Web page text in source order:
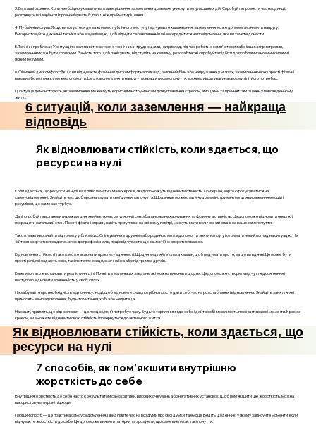
3. Важливі рішення: Коли необхідно ухвалити важливе рішення, заземлення дозволяє уникнути імпульсивних дій. Спробуйте провести час наодинці,
розглянути всі варіанти і проаналізувати їх, перш ніж приймати рішення.
4. Публічні виступи: Якщо ви готуєтеся до важливого публічного виступу і відчуваєте хвилювання, заземлення може допомогти знизити напругу.
Використовуйте дихальні техніки або візуалізацію, щоб відчути себе впевненіше і зосередитися на повідомленні, яке ви хочете донести.
5. Технічні проблеми: У ситуаціях, коли ви стикаєтеся з технічними труднощами, наприклад, під час роботи з комп'ютером або іншими пристроями,
заземлення може бути корисним. Замість того щоб панікувати, відступіть на хвилину, розслабтеся і спробуйте підійти до проблеми з новими силами і
ясним розумом.
6. Фізичний дискомфорт: Якщо ви відчуваєте фізичний дискомфорт, наприклад, головний біль або напруження у м'язах, заземлення через прості фізичні
вправи або розтяжку може допомогти. Це дозволить зняти напругу і покращити самопочуття, зосередивши увагу на своєму тілі і його потребах.
Ці ситуації демонструють, як заземлення може бути корисним інструментом для управління стресом, емоціями та прийняттям рішень у повсякденному
житті.
6 ситуацій, коли заземлення — найкраща
відповідь
Як відновлювати стійкість, коли здається, що
ресурси на нулі
Коли здається, що ресурси на нулі, важливо почати з малих кроків, які допоможуть відновити стійкість. По-перше, варто сфокусуватися на
самоусвідомленні. Знайдіть час, щоб проаналізувати свої думки та почуття. Щоденник може стати чудовим інструментом для вираження емоцій і
розуміння, що саме вас турбує.
Далі, спробуйте встановити режим дня, який включає регулярний сон, збалансоване харчування та фізичну активність. Це допоможе відновити енергію і
покращити загальний стан. Прості фізичні вправи, навіть прогулянки на свіжому повітрі, можуть мати величезний вплив на ваше самопочуття.
Також важливо знайти підтримку у близьких. Спілкування з друзями або родиною може допомогти зняти напругу і отримати новий погляд на ситуацію. Не
бійтеся звертатися за допомогою до професіоналів, якщо відчуваєте, що самостійно впоратися важко.
Відновлення стійкості також може включати практику вдячності. Щодня виділяйте кілька хвилин, щоб подумати про те, за що ви вдячні. Це може бути
прості речі, які надають сенс, такі як тепло сонця, смачна їжа або підтримка друзів.
Важливо також встановити реалістичні цілі. Почніть з маленьких завдань, які можна виконати щодня. Це допоможе створити відчуття досягнення і
поступово відновити впевненість у своїх силах.
Не забувайте про необхідність відпочинку. Іноді, щоб відновити сили, потрібно просто дати собі час на розслаблення і відновлення. Знайдіть заняття, які
приносять вам задоволення, будь то читання, хобі або медитація.
Нарешті, прийміть, що відновлення — це процес, який потребує часу. Будьте терплячими до себе і дайте собі можливість пережити важкі моменти. Крок за
кроком, ви зможете відновити свою стійкість і повернутися до активного життя.
Як відновлювати стійкість, коли здається, що
ресурси на нулі
7 способів, як пом’якшити внутрішню
жорсткість до себе
Внутрішня жорсткість до себе часто є результатом самокритики, високих очікувань або негативних установок. Щоб пом’якшити цю жорсткість, можна
використовувати різні підходи.
Перший спосіб — це практика самоусвідомлення. Приділяйте час на роздуми про свої думки та емоції. Ведіть щоденник, у якому записуйте моменти, коли
відчуваєте жорсткість до себе. Це допоможе виявити патерни та зрозуміти, що саме викликає такі почуття.